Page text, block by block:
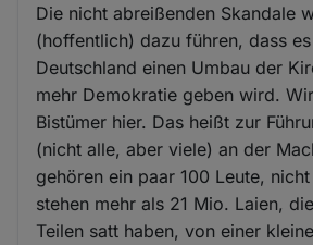
Die nicht abreißenden Skandale
(hoffentlich) dazu führen, dass
Deutschland einen Umbau der
mehr Demokratie geben wird.
Bistümer hier. Das heißt zur
(nicht alle, aber viele) an der
gehören ein paar 100 Leute,
stehen mehr als 21 Mio. Laien,
Teilen satt haben, von einer